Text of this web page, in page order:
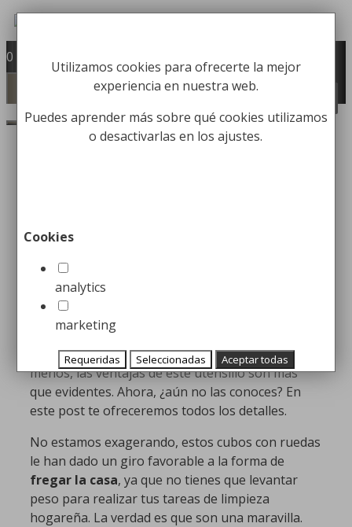
Saltar
contenido
equipamiento para la higiene industrial
Búsqueda
productos
0
25 enero, 2023
Herrero
Desde que aparecieron los
ruedas, los amantes de la limpieza dejaron en el
olvido los viejoscarros de limpieza. Y no es para
menos, las ventajas de este utensilio son más
que evidentes. Ahora, ¿aún no las conoces? En
este post te ofreceremos todos los detalles.
No estamos exagerando, estos cubos con ruedas
le han dado un giro favorable a la forma de
fregar la casa, ya que no tienes que levantar
peso para realizar tus tareas de limpieza
hogareña. La verdad es que son una maravilla.
Utilizamos cookies para ofrecerte la mejor
experiencia en nuestra web.
Puedes aprender más sobre qué cookies utilizamos
o desactivarlas en los ajustes.
Cookies
analytics
marketing
Requeridas Seleccionadas Aceptar todas